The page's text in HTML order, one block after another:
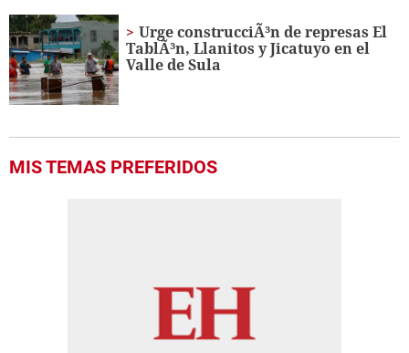
Urge construcciÃ³n de represas El
TablÃ³n, Llanitos y Jicatuyo en el
Valle de Sula
MIS TEMAS PREFERIDOS